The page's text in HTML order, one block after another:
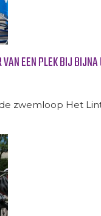
EEN PLEK BIJ
zwemloop Het